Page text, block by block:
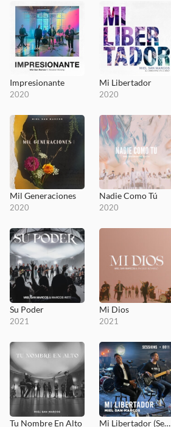
Impresionante
2020
Mi Libertador
2020
Mil Generaciones
2020
Nadie Como Tú
2020
Su Poder
2021
Mi Dios
2021
Tu Nombre En Alto Mi Libertador (Secuencias.com Session)